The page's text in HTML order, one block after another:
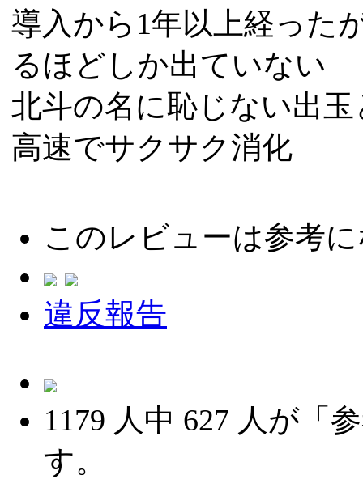
導入から1年以上経った
るほどしか出ていない
北斗の名に恥じない出
高速でサクサク消化
このレビューは参考
違反報告
1179 人中 627 人が「
す。